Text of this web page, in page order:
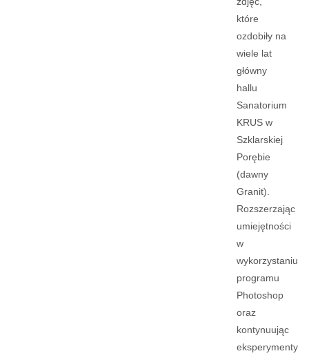
które
ozdobiły na
wiele lat
główny
hallu
Sanatorium
KRUS w
Szklarskiej
Porębie
(dawny
Granit).
Rozszerzając
umiejętności
w
wykorzystaniu
programu
Photoshop
oraz
kontynuując
eksperymenty